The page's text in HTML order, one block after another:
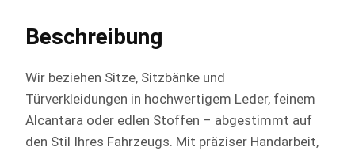
Beschreibung
Wir beziehen Sitze, Sitzbänke und
Türverkleidungen in hochwertigem Leder, feinem
Alcantara oder edlen Stoffen – abgestimmt auf
den Stil Ihres Fahrzeugs. Mit präziser Handarbeit,